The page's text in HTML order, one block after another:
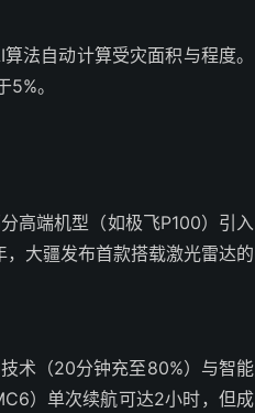
法自动计算受灾面积与程度。
。
高端机型（如极飞P100）引入
大疆发布首款搭载激光雷达的
术（20分钟充至80%）与智能
）单次续航可达2小时，但成